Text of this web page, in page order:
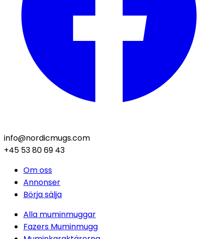
info@nordicmugs.com
+45 53 80 69 43
Om oss
Annonser
Börja sälja
Alla muminmuggar
Fazers Muminmugg